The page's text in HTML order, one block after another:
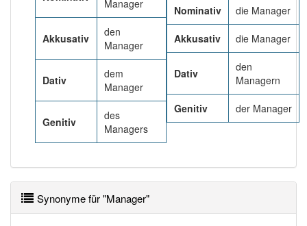
korrekt erraten.
Manager
Akkusativ
den
Manager
Dativ
dem
Manager
Genitiv
des
Managers
Nominativ
die Manager
Akkusativ die Manager
Dativ
den
Managern
Genitiv der Manager
Synonyme für "Manager"